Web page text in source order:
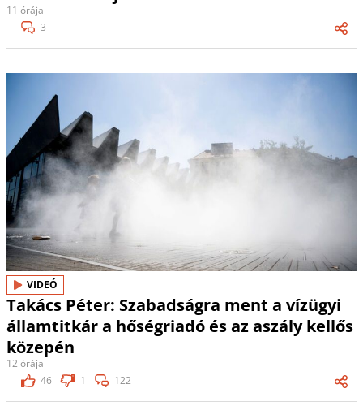
11 órája
3
VIDEÓ
Takács Péter: Szabadságra ment a vízügyi
államtitkár a hőségriadó és az aszály kellős
közepén
12 órája
46
1 122